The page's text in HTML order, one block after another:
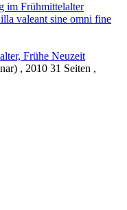
im Frühmittelalter
valeant sine omni fine
Frühe Neuzeit
, 2010 31 Seiten ,